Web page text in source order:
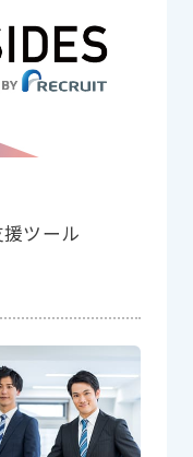
ツール